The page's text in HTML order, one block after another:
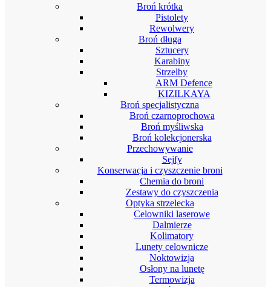
Broń krótka
Pistolety
Rewolwery
Broń długa
Sztucery
Karabiny
Strzelby
ARM Defence
KIZILKAYA
Broń specjalistyczna
Broń czarnoprochowa
Broń myśliwska
Broń kolekcjonerska
Przechowywanie
Sejfy
Konserwacja i czyszczenie broni
Chemia do broni
Zestawy do czyszczenia
Optyka strzelecka
Celowniki laserowe
Dalmierze
Kolimatory
Lunety celownicze
Noktowizja
Osłony na lunetę
Termowizja